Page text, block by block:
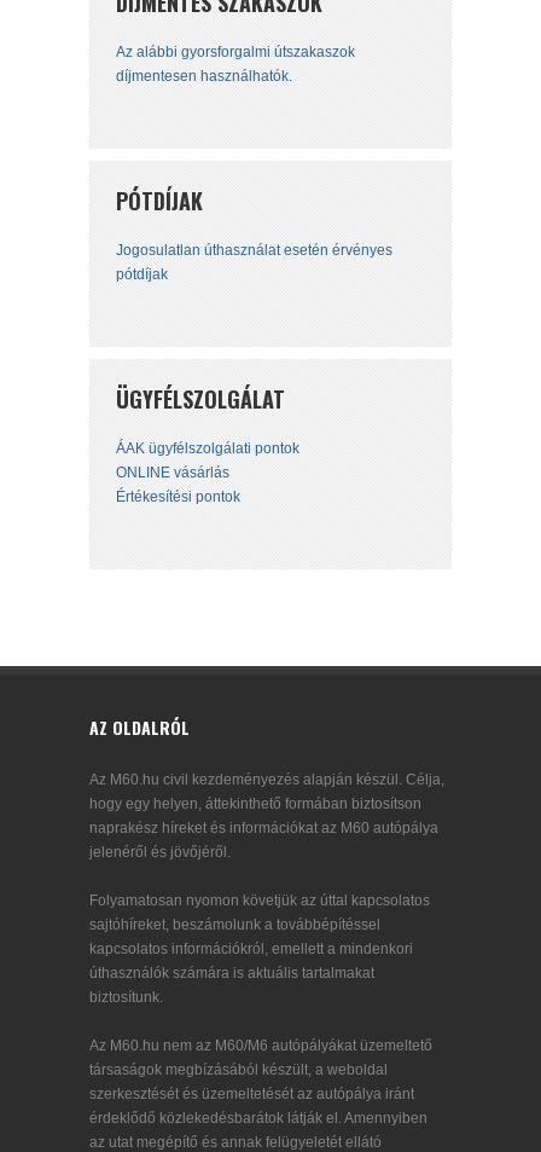
Az alábbi gyorsforgalmi útszakaszok
díjmentesen használhatók.
PÓTDÍJAK
Jogosulatlan úthasználat esetén érvényes
pótdíjak
ÜGYFÉLSZOLGÁLAT
ÁAK ügyfélszolgálati pontok
ONLINE vásárlás
Értékesítési pontok
AZ OLDALRÓL
Az M60.hu civil kezdeményezés alapján készül. Célja,
hogy egy helyen, áttekinthető formában biztosítson
naprakész híreket és információkat az M60 autópálya
jelenéről és jövőjéről.
Folyamatosan nyomon követjük az úttal kapcsolatos
sajtóhíreket, beszámolunk a továbbépítéssel
kapcsolatos információkról, emellett a mindenkori
úthasználók számára is aktuális tartalmakat
biztosítunk.
Az M60.hu nem az M60/M6 autópályákat üzemeltető
társaságok megbízásából készült, a weboldal
szerkesztését és üzemeltetését az autópálya iránt
érdeklődő közlekedésbarátok látják el. Amennyiben
az utat megépítő és annak felügyeletét ellátó